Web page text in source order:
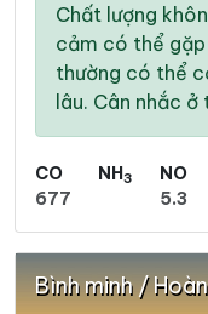
Chất lượng
cảm có thể gặp
thường có thể
lâu. Cân nhắc ở
CO
677
NH3
NO
5.3
Bình minh /